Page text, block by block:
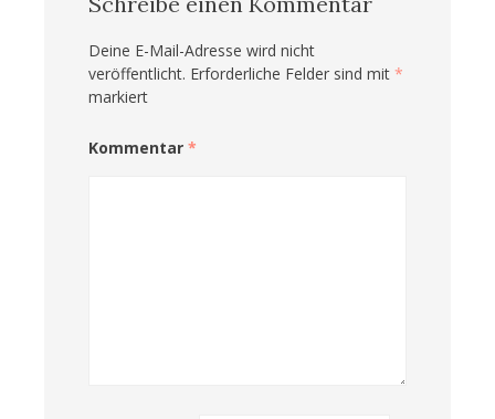
Deine E-Mail-Adresse wird nicht
veröffentlicht. Erforderliche Felder sind mit *
markiert
Kommentar *